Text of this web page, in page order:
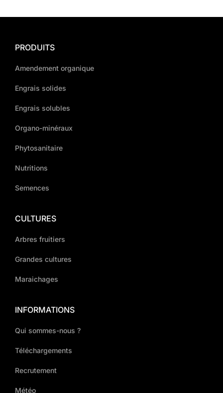
PRODUITS
Amendement organique
Engrais solides
Engrais solubles
Organo-minéraux
Phytosanitaire
Nutritions
Semences
CULTURES
Arbres fruitiers
Grandes cultures
Maraichages
INFORMATIONS
Qui sommes-nous ?
Téléchargements
Recrutement
Météo